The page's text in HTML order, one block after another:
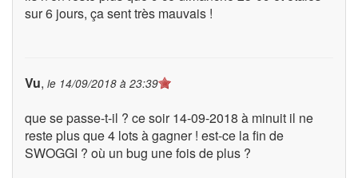
sur 6 jours, ça sent très mauvais !
Vu, le 14/09/2018 à 23:39
que se passe-t-il ? ce soir 14-09-2018 à minuit il ne
reste plus que 4 lots à gagner ! est-ce la fin de
SWOGGI ? où un bug une fois de plus ?